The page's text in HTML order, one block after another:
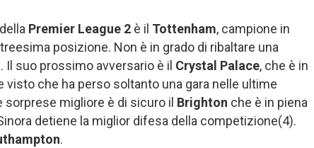
Premier League 2 è il Tottenham, campione in
posizione. Non è in grado di ribaltare una
suo prossimo avversario è il Crystal Palace, che è in
visto che ha perso soltanto una gara nelle ultime
sorprese migliore è di sicuro il Brighton che è in piena
detiene la miglior difesa della competizione(4).
.